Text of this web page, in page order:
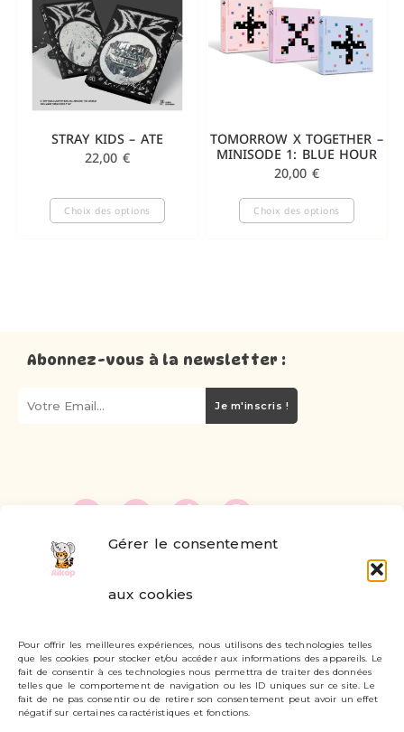
Gérer le consentement
aux cookies
Pour offrir les meilleures expériences, nous utilisons des technologies telles
que les cookies pour stocker et/ou accéder aux informations des appareils. Le
fait de consentir à ces technologies nous permettra de traiter des données
telles que le comportement de navigation ou les ID uniques sur ce site. Le
fait de ne pas consentir ou de retirer son consentement peut avoir un effet
négatif sur certaines caractéristiques et fonctions.
STRAY KIDS – ATE
22,00 €
Choix des options
TOMORROW X TOGETHER –
MINISODE 1: BLUE HOUR
20,00 €
Choix des options
Abonnez-vous à la newsletter :
Je m'inscris !
Livraisons et retours
Mon compte